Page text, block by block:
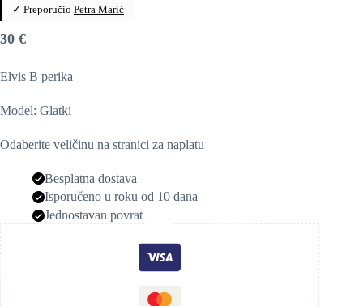
✓ Preporučio Petra Marić
30 €
Elvis B perika
Model: Glatki
Odaberite veličinu na stranici za naplatu
Besplatna dostava
Isporučeno u roku od 10 dana
Jednostavan povrat